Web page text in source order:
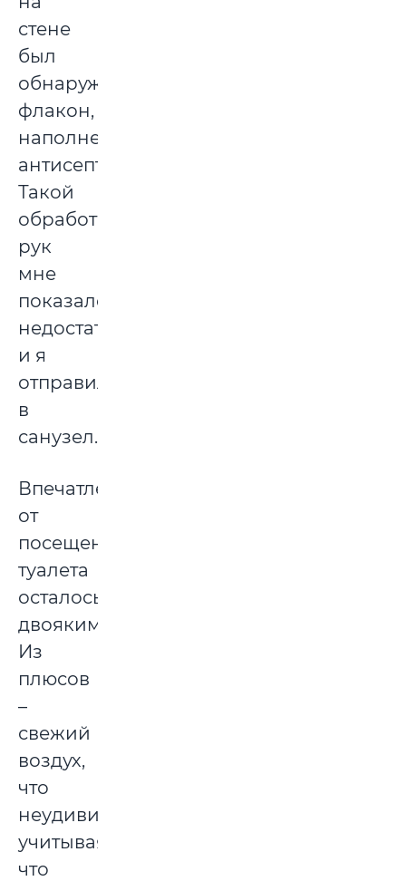
стене
был
обнаружен
флакон,
наполненный
антисептиком.
Такой
обработки
рук
мне
показалось
недостаточно,
и я
отправилась
в
санузел.
Впечатление
от
посещения
туалета
осталось
двояким.
Из
плюсов
–
свежий
воздух,
что
неудивительно,
учитывая,
что